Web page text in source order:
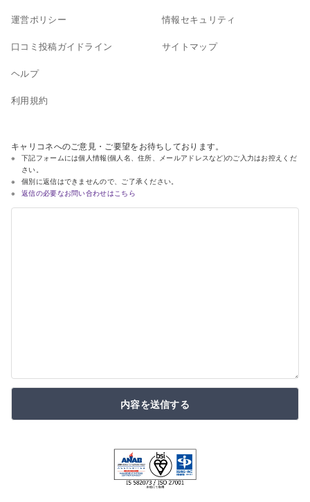
運営ポリシー
口コミ投稿ガイドライン
ヘルプ
利用規約
情報セキュリティ
サイトマップ
キャリコネへのご意見・ご要望をお待ちしております。
下記フォームには個人情報(個人名、住所、メールアドレスなど)のご入力はお控えくだ
さい。
個別に返信はできませんので、ご了承ください。
返信の必要なお問い合わせはこちら
内容を送信する